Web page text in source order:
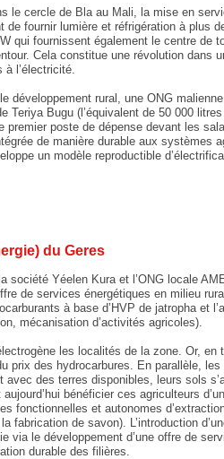
le cercle de Bla au Mali, la mise en
de fournir lumière et réfrigération à plus
qui fournissent également le centre de
Cela constitue une révolution dans
l’électricité.
développement rural, une ONG
Teriya Bugu (l’équivalent de 50 000
premier poste de dépense devant les
de manière durable aux systèmes
un modèle reproductible
du Geres
société Yéelen Kura et l’ONG locale
de services énergétiques en milieu
à base d’HVP de jatropha et
mécanisation d’activités agricoles).
les localités de la zone. Or, en
prix des hydrocarbures. En parallèle,
des terres disponibles, leurs sols
bénéficier ces agriculteurs
fonctionnelles et autonomes
de savon). L’introduction
via le développement d’une offre de
durable des filières.